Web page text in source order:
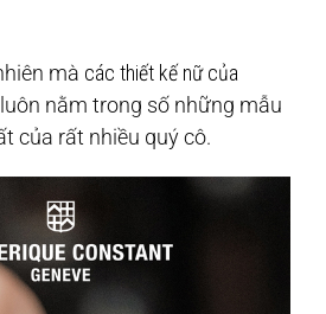
mà các thiết kế nữ của
luôn nằm trong số những mẫu
của rất nhiều quý cô.